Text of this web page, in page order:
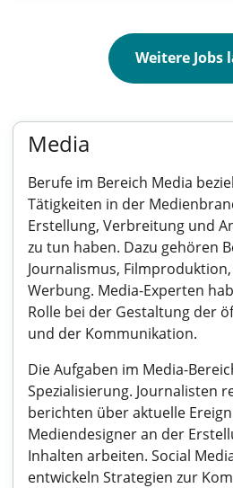
Weitere Jobs
Media
Berufe im Bereich Media
Tätigkeiten in der
Erstellung, Verbreitung und
zu tun haben. Dazu gehören
Journalismus,
Werbung. Media-Experten
Rolle bei der Gestaltung der
und der Kommunikation.
Die Aufgaben im Media-
Spezialisierung. Journalisten
berichten über aktuelle
Mediendesigner an der
Inhalten arbeiten. Social
entwickeln Strategien zur